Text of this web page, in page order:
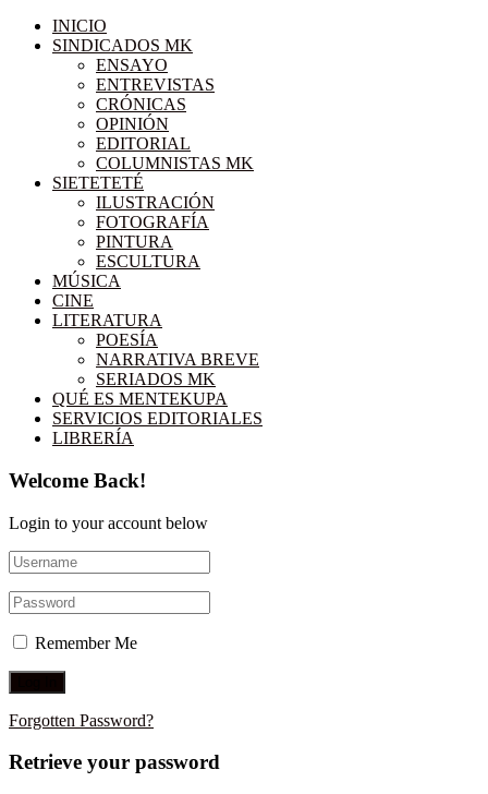
INICIO
SINDICADOS MK
ENSAYO
ENTREVISTAS
CRÓNICAS
OPINIÓN
EDITORIAL
COLUMNISTAS MK
SIETETETÉ
ILUSTRACIÓN
FOTOGRAFÍA
PINTURA
ESCULTURA
MÚSICA
CINE
LITERATURA
POESÍA
NARRATIVA BREVE
SERIADOS MK
QUÉ ES MENTEKUPA
SERVICIOS EDITORIALES
LIBRERÍA
Welcome Back!
Login to your account below
Remember Me
Forgotten Password?
Retrieve your password